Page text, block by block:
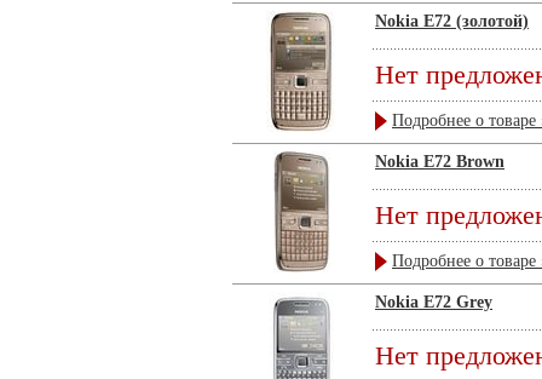
Nokia E72 (золотой)
Нет
Подробнее о товаре
Nokia E72 Brown
Нет
Подробнее о товаре
Nokia E72 Grey
Нет